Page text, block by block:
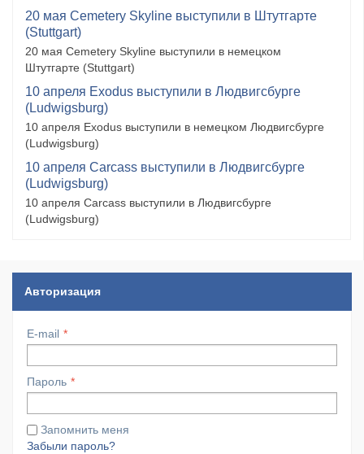
20 мая Cemetery Skyline выступили в Штутгарте
(Stuttgart)
20 мая Cemetery Skyline выступили в немецком
Штутгарте (Stuttgart)
10 апреля Exodus выступили в Людвигсбурге
(Ludwigsburg)
10 апреля Exodus выступили в немецком Людвигсбурге
(Ludwigsburg)
10 апреля Carcass выступили в Людвигсбурге
(Ludwigsburg)
10 апреля Carcass выступили в Людвигсбурге
(Ludwigsburg)
Авторизация
E-mail
Пароль
Запомнить меня
Забыли пароль?